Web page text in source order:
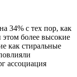
34% с тех пор, как
более высокие
как стиральные
ассоциация